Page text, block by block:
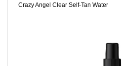
Crazy Angel Clear Self-Tan Water